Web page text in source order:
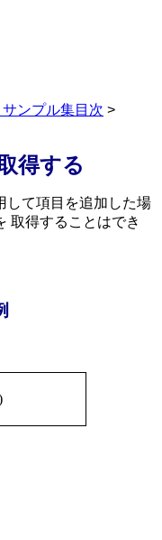
ンプル集目次 >
得する
して項目を追加した場
取得することはでき